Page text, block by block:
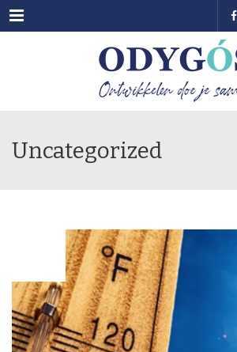
Menu
Uncategorized